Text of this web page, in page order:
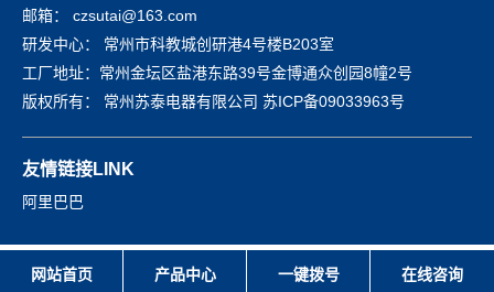
邮箱： czsutai@163.com
研发中心： 常州市科教城创研港4号楼B203室
工厂地址： 常州金坛区盐港东路39号金博通众创园8幢2号
版权所有： 常州苏泰电器有限公司 苏ICP备09033963号
友情链接LINK
阿里巴巴
网站首页 产品中心 一键拨号 在线咨询